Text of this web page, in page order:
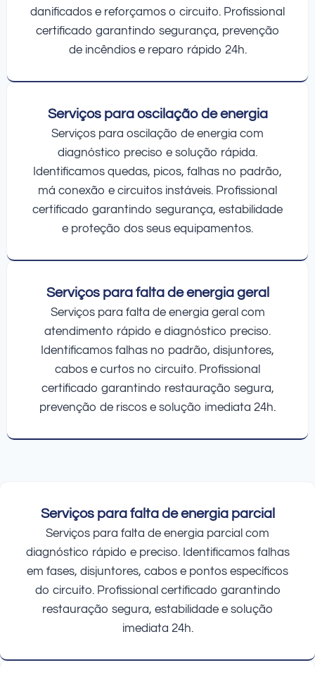
danificados e reforçamos o circuito. Profissional
certificado garantindo segurança, prevenção
de incêndios e reparo rápido 24h.
Serviços para oscilação de energia
Serviços para oscilação de energia com
diagnóstico preciso e solução rápida.
Identificamos quedas, picos, falhas no padrão,
má conexão e circuitos instáveis. Profissional
certificado garantindo segurança, estabilidade
e proteção dos seus equipamentos.
Serviços para falta de energia geral
Serviços para falta de energia geral com
atendimento rápido e diagnóstico preciso.
Identificamos falhas no padrão, disjuntores,
cabos e curtos no circuito. Profissional
certificado garantindo restauração segura,
prevenção de riscos e solução imediata 24h.
Serviços para falta de energia parcial
Serviços para falta de energia parcial com
diagnóstico rápido e preciso. Identificamos falhas
em fases, disjuntores, cabos e pontos específicos
do circuito. Profissional certificado garantindo
restauração segura, estabilidade e solução
imediata 24h.